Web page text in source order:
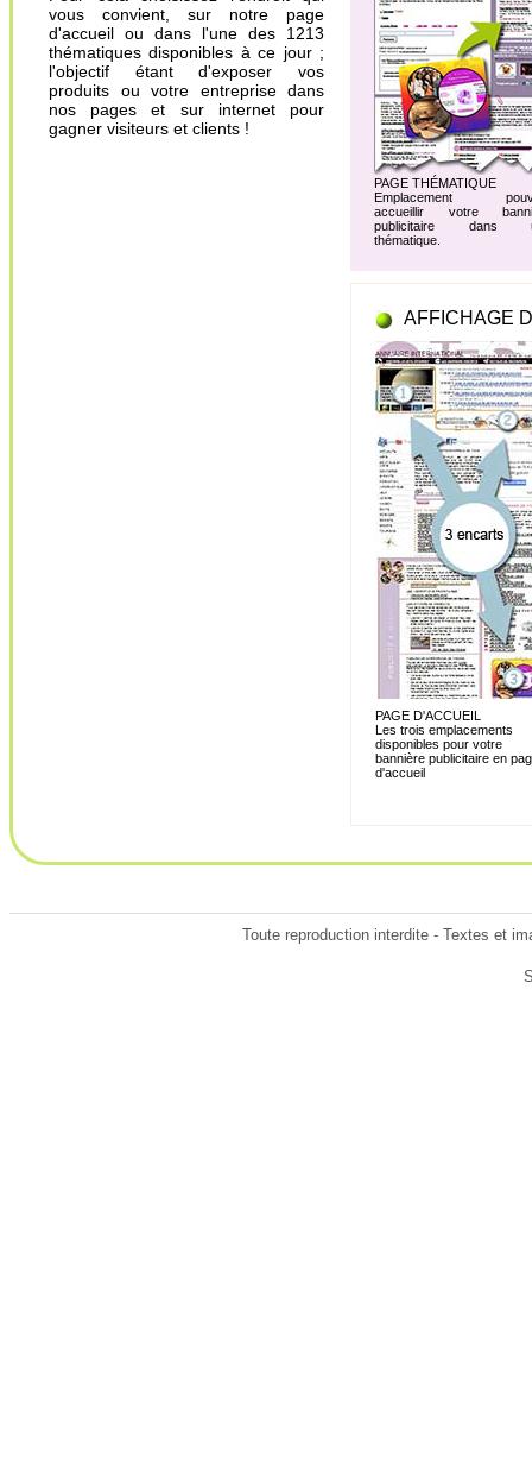
vous convient, sur notre page
d'accueil ou dans l'une des 1213
thématiques disponibles à ce jour ;
l'objectif étant d'exposer vos
produits ou votre entreprise dans
nos pages et sur internet pour
gagner visiteurs et clients !
PAGE THÉMATIQUE
Emplacement
accueillir votre
publicitaire dans
thématique.
AFFICHAGE
PAGE D'ACCUEIL
Les trois emplacements
disponibles pour votre
bannière publicitaire en
d'accueil
Toute reproduction interdite - Textes et